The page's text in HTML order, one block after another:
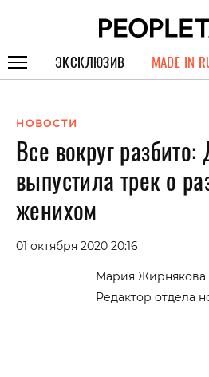
ЭКСКЛЮЗИВ
СПЕЦПРОЕКТЫ
ИНТЕРВЬЮ
ПОКОЛЕНИЕ
MADE IN
НОВОСТИ
Все вокруг
выпустила трек о
женихом
01 октября 2020 20:16
Мария Жирнякова
Редактор отдела